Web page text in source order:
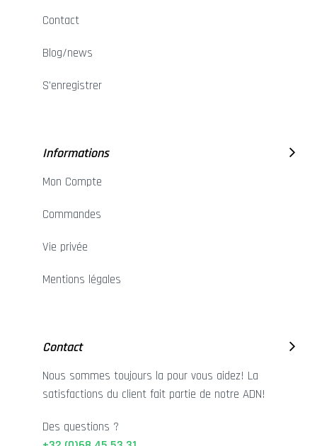
Contact
Blog/news
S'enregistrer
Informations
Mon Compte
Commandes
Vie privée
Mentions légales
Contact
Nous sommes toujours la pour vous aidez! La
satisfactions du client fait partie de notre ADN!
Des questions ?